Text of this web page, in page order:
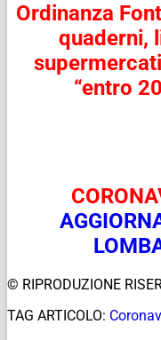
Ordinanza
quaderni,
“entro
© RIPRODUZIONE
TAG ARTICOLO: